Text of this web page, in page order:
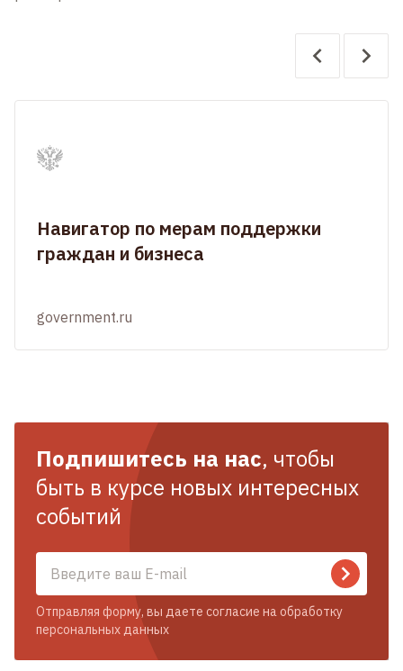
Навигатор по мерам поддержки
граждан и бизнеса
government.ru
Подпишитесь на нас, чтобы
быть в курсе новых интересных
событий
Отправляя форму, вы даете согласие на обработку
персональных данных